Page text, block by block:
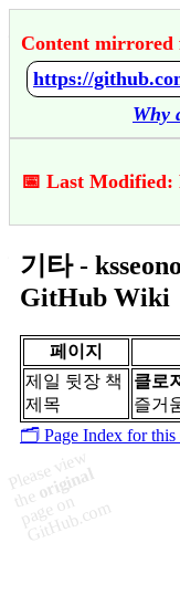
Content mirrored
Why
📅 Last Modified:
기타 -
GitHub Wiki
페이지
제일 뒷장 책
제목
클로
즐거
🗂️ Page Index for